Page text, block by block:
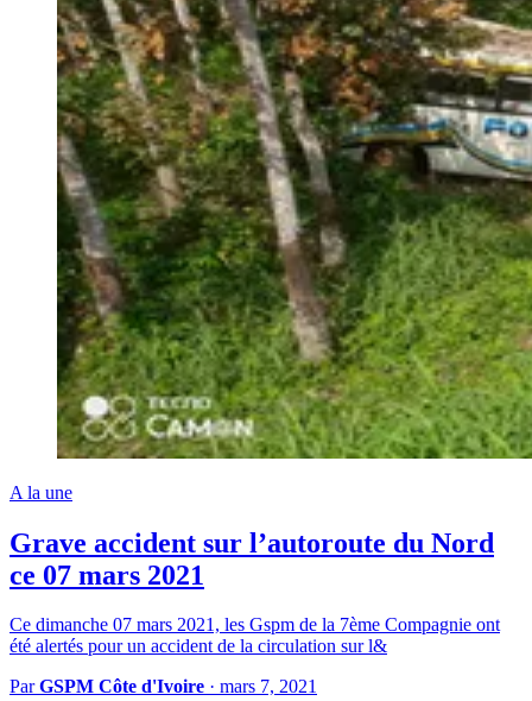
A la une
Grave accident sur l’autoroute du Nord
ce 07 mars 2021
Ce dimanche 07 mars 2021, les Gspm de la 7ème Compagnie ont
été alertés pour un accident de la circulation sur l&
ParGSPM Côte d'Ivoire · mars 7, 2021